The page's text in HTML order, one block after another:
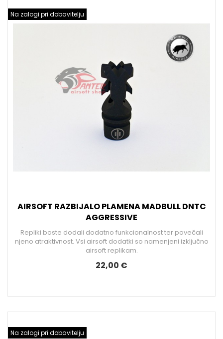
Na zalogi pri dobavitelju
AIRSOFT RAZBIJALO PLAMENA MADBULL DNTC
AGGRESSIVE
Repliki boste dodali dodatno funkcionalnost ter povečali
njeno atraktivnost. Vsi airsoft dodatki so namenjeni izključno
airsoft replikam.
22,00 €
Na zalogi pri dobavitelju